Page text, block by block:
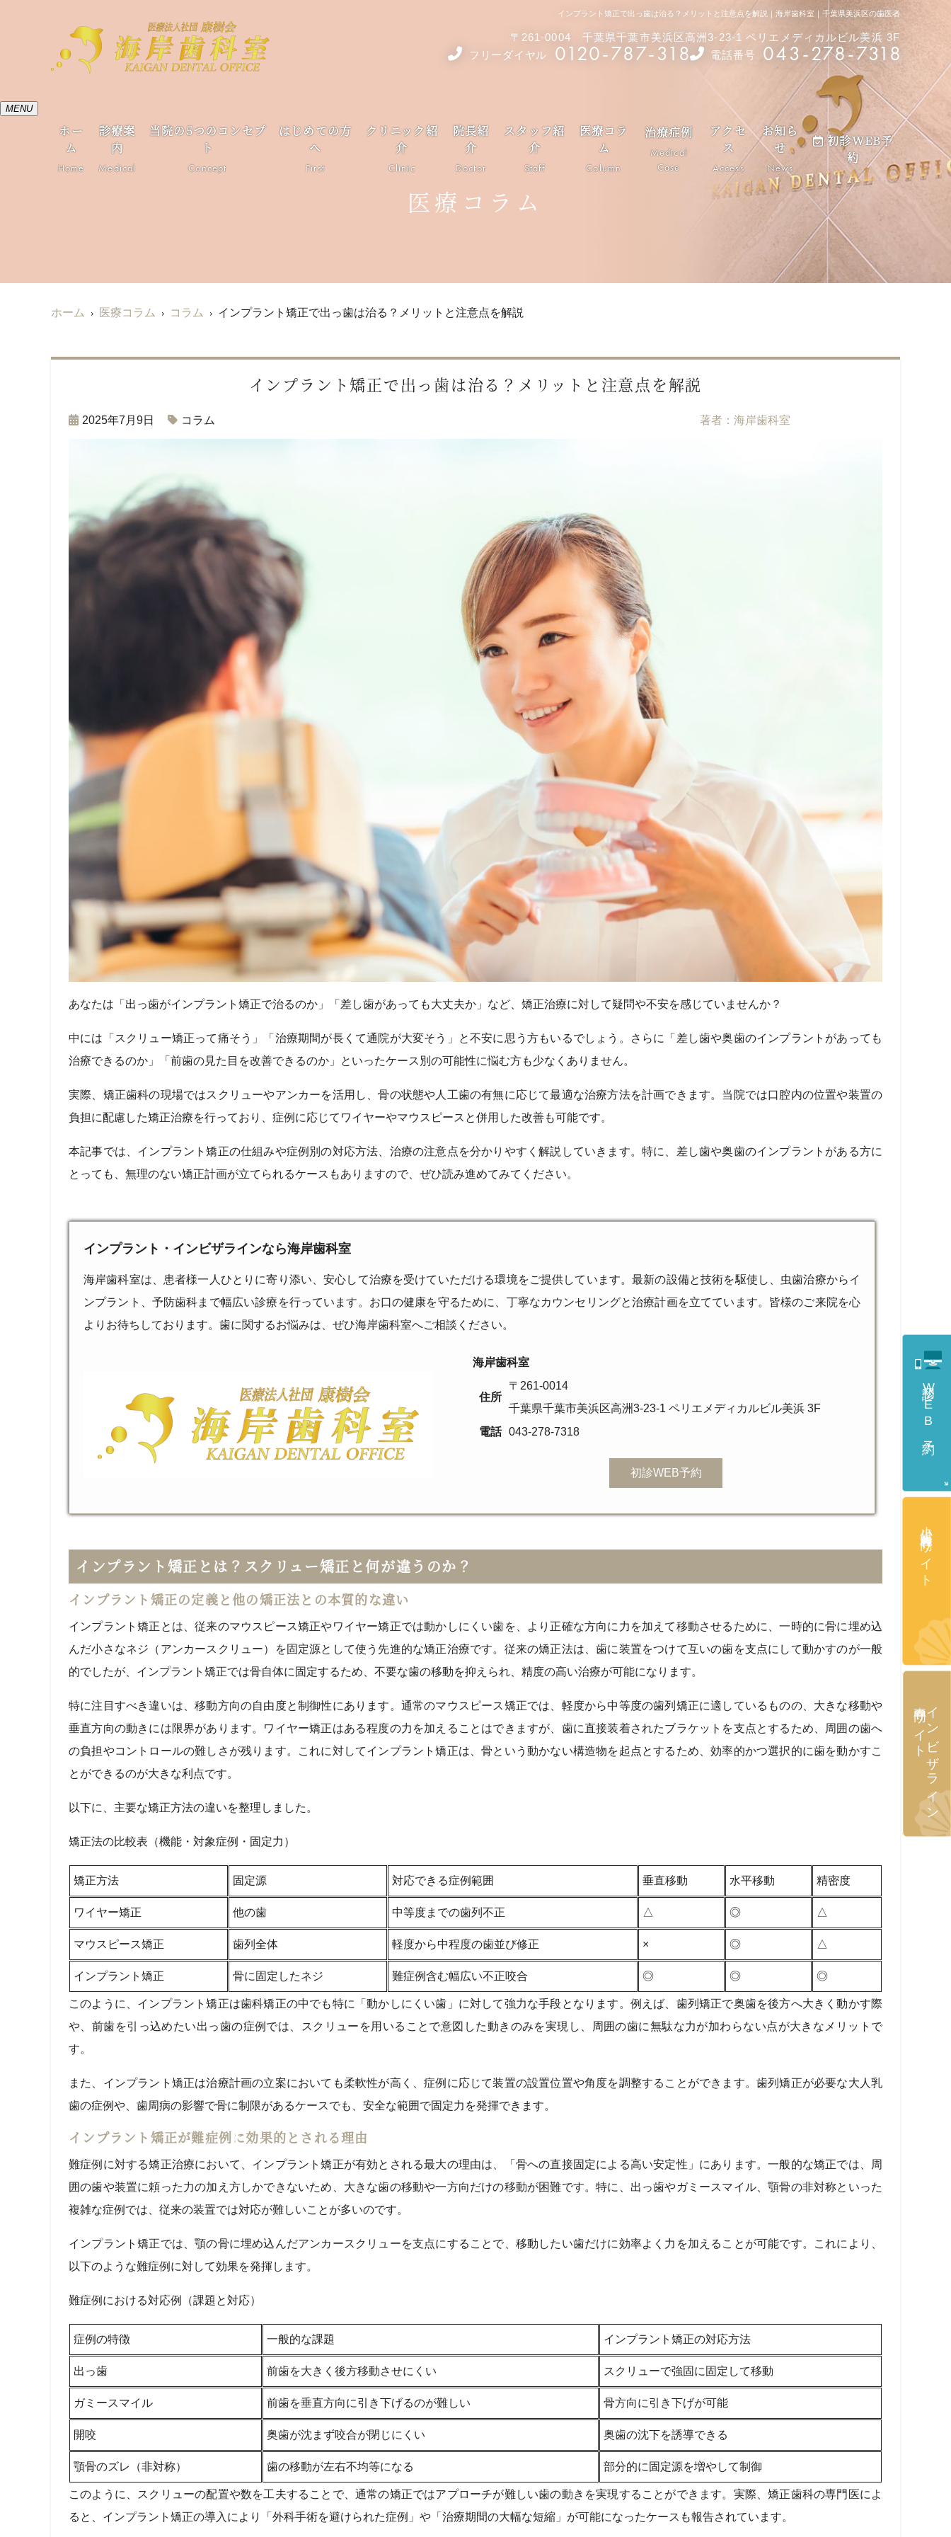
インプラント矯正で出っ歯は治る？メリットと注意点を解説｜海岸歯科室｜千葉県美浜区の歯医者
〒261-0004 千葉県千葉市美浜区高洲3-23-1 ペリエメディカルビル美浜 3F
フリーダイヤル 0120-787-318 電話番号 043-278-7318
初診WEB予約
小児歯科専門サイト
インビザライン
専門サイト
MENU
ホー
ム
Home
診療案
内
Medical
当院の5つのコンセプ
ト
Concept
はじめての方
へ
First
クリニック紹
介
Clinic
院長紹
介
Doctor
スタッフ紹
介
Staff
医療コラ
ム
Column
治療症例
Medical
Case
アクセ
ス
Access
お知ら
せ
News
初診WEB予
約
医療コラム
ホーム 医療コラム コラム インプラント矯正で出っ歯は治る？メリットと注意点を解説
インプラント矯正で出っ歯は治る？メリットと注意点を解説
2025年7月9日 コラム 著者：海岸歯科室
あなたは「出っ歯がインプラント矯正で治るのか」「差し歯があっても大丈夫か」など、矯正治療に対して疑問や不安を感じていませんか？
中には「スクリュー矯正って痛そう」「治療期間が長くて通院が大変そう」と不安に思う方もいるでしょう。さらに「差し歯や奥歯のインプラントがあっても
治療できるのか」「前歯の見た目を改善できるのか」といったケース別の可能性に悩む方も少なくありません。
実際、矯正歯科の現場ではスクリューやアンカーを活用し、骨の状態や人工歯の有無に応じて最適な治療方法を計画できます。当院では口腔内の位置や装置の
負担に配慮した矯正治療を行っており、症例に応じてワイヤーやマウスピースと併用した改善も可能です。
本記事では、インプラント矯正の仕組みや症例別の対応方法、治療の注意点を分かりやすく解説していきます。特に、差し歯や奥歯のインプラントがある方に
とっても、無理のない矯正計画が立てられるケースもありますので、ぜひ読み進めてみてください。
インプラント・インビザラインなら海岸歯科室
海岸歯科室は、患者様一人ひとりに寄り添い、安心して治療を受けていただける環境をご提供しています。最新の設備と技術を駆使し、虫歯治療からイ
ンプラント、予防歯科まで幅広い診療を行っています。お口の健康を守るために、丁寧なカウンセリングと治療計画を立てています。皆様のご来院を心
よりお待ちしております。歯に関するお悩みは、ぜひ海岸歯科室へご相談ください。
海岸歯科室
住所
〒261-0014
千葉県千葉市美浜区高洲3-23-1 ペリエメディカルビル美浜 3F
電話 043-278-7318
初診WEB予約
インプラント矯正とは？スクリュー矯正と何が違うのか？
インプラント矯正の定義と他の矯正法との本質的な違い
インプラント矯正とは、従来のマウスピース矯正やワイヤー矯正では動かしにくい歯を、より正確な方向に力を加えて移動させるために、一時的に骨に埋め込
んだ小さなネジ（アンカースクリュー）を固定源として使う先進的な矯正治療です。従来の矯正法は、歯に装置をつけて互いの歯を支点にして動かすのが一般
的でしたが、インプラント矯正では骨自体に固定するため、不要な歯の移動を抑えられ、精度の高い治療が可能になります。
特に注目すべき違いは、移動方向の自由度と制御性にあります。通常のマウスピース矯正では、軽度から中等度の歯列矯正に適しているものの、大きな移動や
垂直方向の動きには限界があります。ワイヤー矯正はある程度の力を加えることはできますが、歯に直接装着されたブラケットを支点とするため、周囲の歯へ
の負担やコントロールの難しさが残ります。これに対してインプラント矯正は、骨という動かない構造物を起点とするため、効率的かつ選択的に歯を動かすこ
とができるのが大きな利点です。
以下に、主要な矯正方法の違いを整理しました。
矯正法の比較表（機能・対象症例・固定力）
矯正方法 固定源 対応できる症例範囲 垂直移動 水平移動 精密度
ワイヤー矯正 他の歯 中等度までの歯列不正 △ ◎ △
マウスピース矯正 歯列全体 軽度から中程度の歯並び修正 × ◎ △
インプラント矯正 骨に固定したネジ 難症例含む幅広い不正咬合 ◎ ◎ ◎
このように、インプラント矯正は歯科矯正の中でも特に「動かしにくい歯」に対して強力な手段となります。例えば、歯列矯正で奥歯を後方へ大きく動かす際
や、前歯を引っ込めたい出っ歯の症例では、スクリューを用いることで意図した動きのみを実現し、周囲の歯に無駄な力が加わらない点が大きなメリットで
す。
また、インプラント矯正は治療計画の立案においても柔軟性が高く、症例に応じて装置の設置位置や角度を調整することができます。歯列矯正が必要な大人乳
歯の症例や、歯周病の影響で骨に制限があるケースでも、安全な範囲で固定力を発揮できます。
インプラント矯正が難症例に効果的とされる理由
難症例に対する矯正治療において、インプラント矯正が有効とされる最大の理由は、「骨への直接固定による高い安定性」にあります。一般的な矯正では、周
囲の歯や装置に頼った力の加え方しかできないため、大きな歯の移動や一方向だけの移動が困難です。特に、出っ歯やガミースマイル、顎骨の非対称といった
複雑な症例では、従来の装置では対応が難しいことが多いのです。
インプラント矯正では、顎の骨に埋め込んだアンカースクリューを支点にすることで、移動したい歯だけに効率よく力を加えることが可能です。これにより、
以下のような難症例に対して効果を発揮します。
難症例における対応例（課題と対応）
症例の特徴 一般的な課題 インプラント矯正の対応方法
出っ歯 前歯を大きく後方移動させにくい スクリューで強固に固定して移動
ガミースマイル 前歯を垂直方向に引き下げるのが難しい 骨方向に引き下げが可能
開咬 奥歯が沈まず咬合が閉じにくい 奥歯の沈下を誘導できる
顎骨のズレ（非対称） 歯の移動が左右不均等になる 部分的に固定源を増やして制御
このように、スクリューの配置や数を工夫することで、通常の矯正ではアプローチが難しい歯の動きを実現することができます。実際、矯正歯科の専門医によ
ると、インプラント矯正の導入により「外科手術を避けられた症例」や「治療期間の大幅な短縮」が可能になったケースも報告されています。